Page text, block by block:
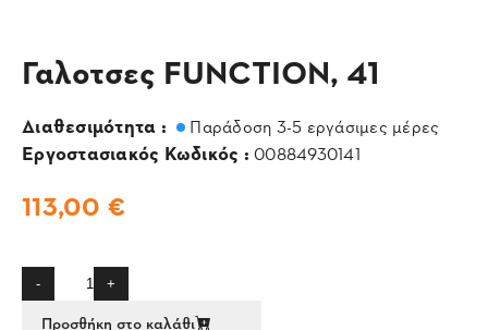
Γαλοτσες FUNCTION, 41
Διαθεσιμότητα : Παράδοση 3-5 εργάσιμες μέρες
Εργοστασιακός Κωδικός : 00884930141
113,00 €
- +
Προσθήκη στο καλάθι